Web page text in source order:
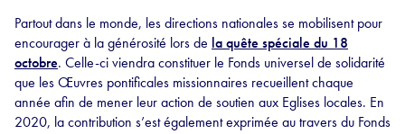
Partout dans le monde, les directions nationales se mobilisent pour
encourager à la générosité lors de la quête spéciale du 18
octobre. Celle-ci viendra constituer le Fonds universel de solidarité
que les Œuvres pontificales missionnaires recueillent chaque
année afin de mener leur action de soutien aux Eglises locales. En
2020, la contribution s’est également exprimée au travers du Fonds